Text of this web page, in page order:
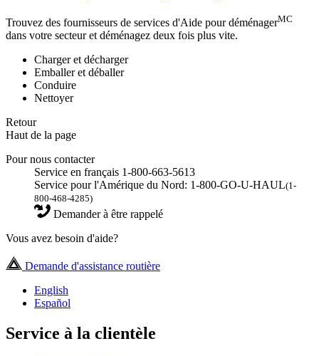
Trouvez des fournisseurs de services d'Aide pour déménagerMC
dans votre secteur et déménagez deux fois plus vite.
Charger et décharger
Emballer et déballer
Conduire
Nettoyer
Retour
Haut de la page
Pour nous contacter
Service en français 1-800-663-5613
Service pour l'Amérique du Nord: 1-800-GO-U-HAUL(1-
800-468-4285)
Demander à être rappelé
Vous avez besoin d'aide?
Demande d'assistance routière
English
Español
Service à la clientèle